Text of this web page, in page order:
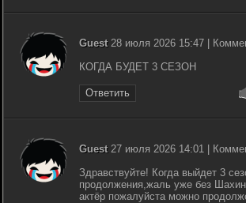
Guest28 июля 2026 15:47 |
КОГДА БУДЕТ 3 СЕЗОН
Ответить
Guest27 июля 2026 14:01 |
Здравствуйте! Когда выйдет 3
продолжения,жаль уже без
актёр пожалуйста можно